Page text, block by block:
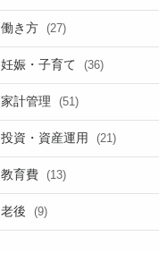
働き方 (27)
妊娠・子育て (36)
家計管理 (51)
投資・資産運用 (21)
教育費 (13)
老後 (9)